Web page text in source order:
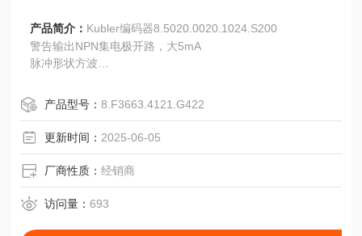
产品简介： Kubler编码器8.5020.0020.1024.S200
警告输出NPN集电极开路，大5mA
脉冲形状方波
1 电源电压直流10-30V的带极性保护
2 输出说明及技术数据，请参见“技术基础"部分。
PVC电缆(AB)颜色输出RS 422(RT)
推挽(K)推挽互补(I)红色直流5V/10 ~ 30V直流10 ~ 30 V直流
10 ~ 30 V
黄色/红色传感Vcc传感Vcc
产品型号：8.F3663.4121.G422
更新时间： 2025-06-05
厂商性质：经销商
访问量：693